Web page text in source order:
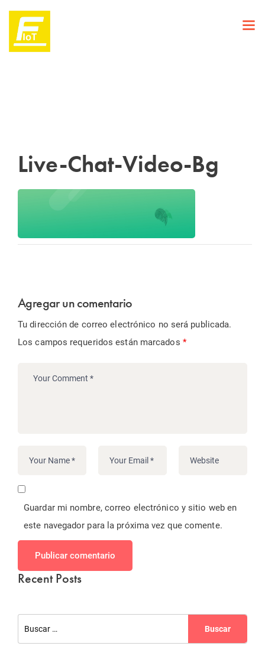
Live-Chat-Video-Bg
Agregar un comentario
Tu dirección de correo electrónico no será publicada.
Los campos requeridos están marcados *
Guardar mi nombre, correo electrónico y sitio web en
este navegador para la próxima vez que comente.
Publicar comentario
Recent Posts